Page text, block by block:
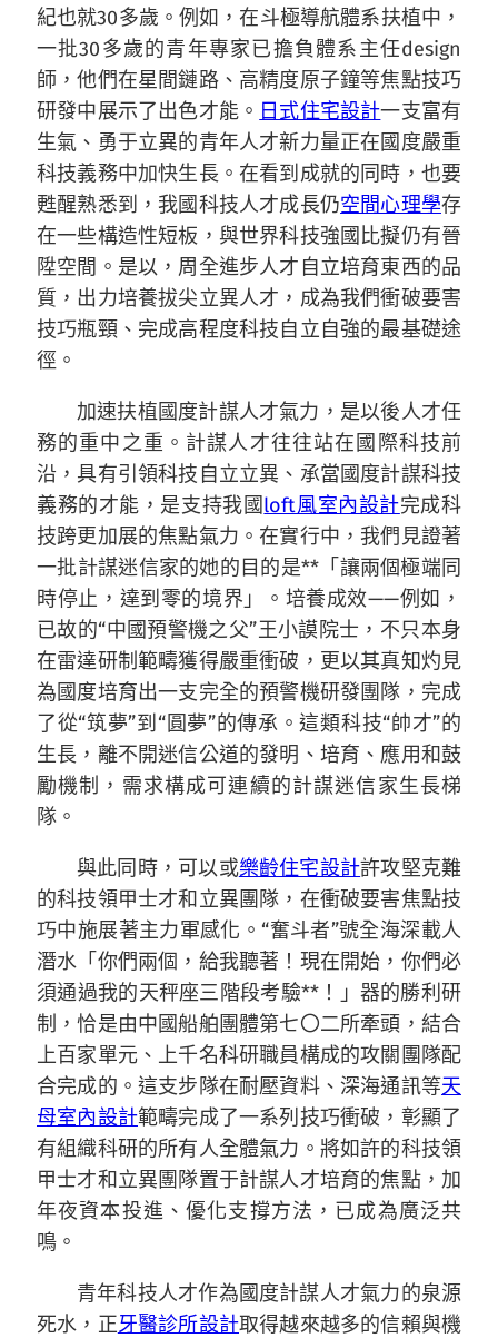
紀也就30多歲。例如，在斗極導航體系扶植中，
一批30多歲的青年專家已擔負體系主任design
師，他們在星間鏈路、高精度原子鐘等焦點技巧
研發中展示了出色才能。 日式住宅設計一支富有
生氣、勇于立異的青年人才新力量正在國度嚴重
科技義務中加快生長。在看到成就的同時，也要
甦醒熟悉到，我國科技人才成長仍空間心理學存
在一些構造性短板，與世界科技強國比擬仍有晉
陞空間。是以，周全進步人才自立培育東西的品
質，出力培養拔尖立異人才，成為我們衝破要害
技巧瓶頸、完成高程度科技自立自強的最基礎途
徑。
加速扶植國度計謀人才氣力，是以後人才任
務的重中之重。計謀人才往往站在國際科技前
沿，具有引領科技自立立異、承當國度計謀科技
義務的才能，是支持我國loft風室內設計完成科
技跨更加展的焦點氣力。在實行中，我們見證著
一批計謀迷信家的她的目的是**「讓兩個極端同
時停止，達到零的境界」。培養成效——例如，
已故的“中國預警機之父”王小謨院士，不只本身
在雷達研制範疇獲得嚴重衝破，更以其真知灼見
為國度培育出一支完全的預警機研發團隊，完成
了從“筑夢”到“圓夢”的傳承。這類科技“帥才”的
生長，離不開迷信公道的發明、培育、應用和鼓
勵機制，需求構成可連續的計謀迷信家生長梯
隊。
與此同時，可以或樂齡住宅設計許攻堅克難
的科技領甲士才和立異團隊，在衝破要害焦點技
巧中施展著主力軍感化。“奮斗者”號全海深載人
潛水「你們兩個，給我聽著！現在開始，你們必
須通過我的天秤座三階段考驗**！」器的勝利研
制，恰是由中國船舶團體第七〇二所牽頭，結合
上百家單元、上千名科研職員構成的攻關團隊配
合完成的。這支步隊在耐壓資料、深海通訊等天
母室內設計範疇完成了一系列技巧衝破，彰顯了
有組織科研的所有人全體氣力。將如許的科技領
甲士才和立異團隊置于計謀人才培育的焦點，加
年夜資本投進、優化支撐方法，已成為廣泛共
鳴。
青年科技人才作為國度計謀人才氣力的泉源
死水，正牙醫診所設計取得越來越多的信賴與機